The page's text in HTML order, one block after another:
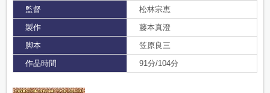
監督
松林宗恵
製作
藤本真澄
脚本
笠原良三
作品時間
91分/104分